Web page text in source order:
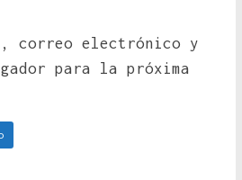
correo electrónico y
para la próxima